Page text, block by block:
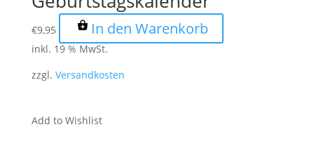
€9,95 In den Warenkorb
inkl. 19 % MwSt.
zzgl. Versandkosten
Add to Wishlist